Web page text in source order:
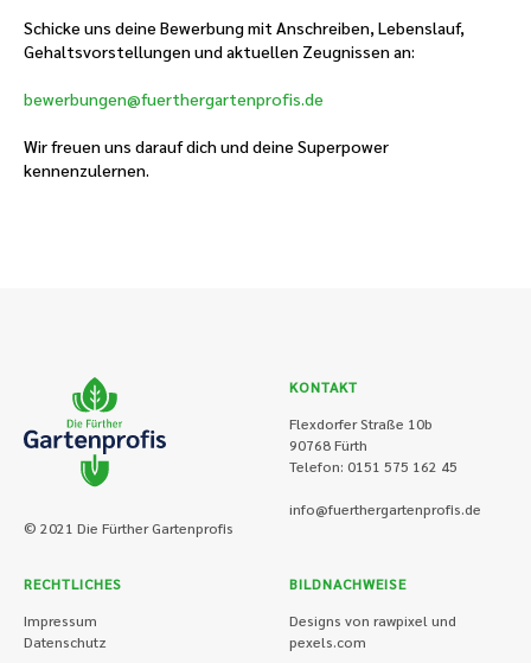
Schicke uns deine Bewerbung mit Anschreiben, Lebenslauf,
Gehaltsvorstellungen und aktuellen Zeugnissen an:
bewerbungen@fuerthergartenprofis.de
Wir freuen uns darauf dich und deine Superpower
kennenzulernen.
© 2021 Die Fürther Gartenprofis
KONTAKT
Flexdorfer Straße 10b
90768 Fürth
Telefon: 0151 575 162 45
info@fuerthergartenprofis.de
RECHTLICHES
Impressum
Datenschutz
BILDNACHWEISE
Designs von rawpixel und
pexels.com